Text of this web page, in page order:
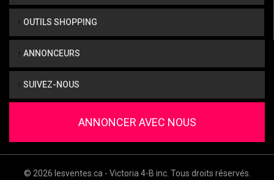
OUTILS SHOPPING
ANNONCEURS
SUIVEZ-NOUS
ANNONCER AVEC NOUS
© 2026 lesventes.ca - Victoria 4-B inc. Tous droits réservés.